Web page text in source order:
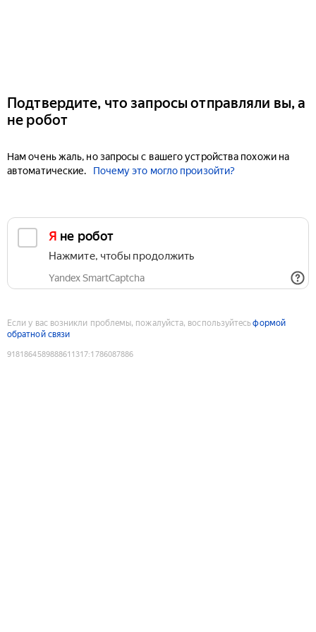
Подтвердите, что запросы отправляли вы, а
не робот
Нам очень жаль, но запросы с вашего устройства похожи на
автоматические.
Почему это могло произойти?
Я не робот
Нажмите, чтобы продолжить
Yandex SmartCaptcha
Если у вас возникли проблемы, пожалуйста, воспользуйтесьформой
обратной связи
9181864589888611317:1786087886